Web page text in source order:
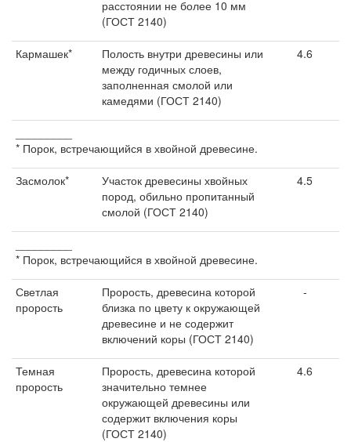
расстоянии не более 10 мм
(ГОСТ 2140)
Кармашек*
Полость внутри древесины или
между годичных слоев,
заполненная смолой или
камедями (ГОСТ 2140)
4.6
* Порок, встречающийся в хвойной древесине.
Засмолок*
Участок древесины хвойных
пород, обильно пропитанный
смолой (ГОСТ 2140)
4.5
* Порок, встречающийся в хвойной древесине.
Светлая
прорость
Прорость, древесина которой
близка по цвету к окружающей
древесине и не содержит
включений коры (ГОСТ 2140)
-
Темная
прорость
Прорость, древесина которой
значительно темнее
окружающей древесины или
содержит включения коры
(ГОСТ 2140)
4.6